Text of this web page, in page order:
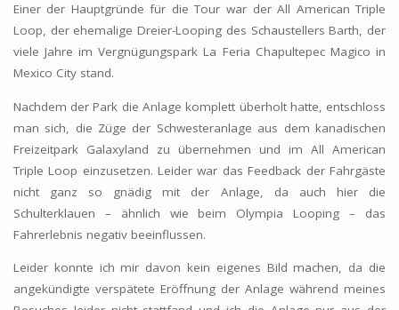
Einer der Hauptgründe für die Tour war der All American Triple
Loop, der ehemalige Dreier-Looping des Schaustellers Barth, der
viele Jahre im Vergnügungspark La Feria Chapultepec Magico in
Mexico City stand.
Nachdem der Park die Anlage komplett überholt hatte, entschloss
man sich, die Züge der Schwesteranlage aus dem kanadischen
Freizeitpark Galaxyland zu übernehmen und im All American
Triple Loop einzusetzen. Leider war das Feedback der Fahrgäste
nicht ganz so gnädig mit der Anlage, da auch hier die
Schulterklauen – ähnlich wie beim Olympia Looping – das
Fahrerlebnis negativ beeinflussen.
Leider konnte ich mir davon kein eigenes Bild machen, da die
angekündigte verspätete Eröffnung der Anlage während meines